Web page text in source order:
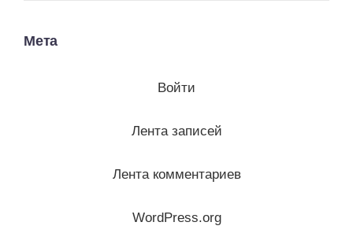
Мета
Войти
Лента записей
Лента комментариев
WordPress.org